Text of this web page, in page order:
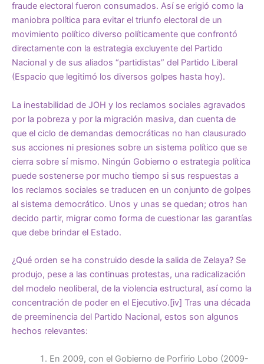
fraude electoral fueron consumados. Así se erigió como la
maniobra política para evitar el triunfo electoral de un
movimiento político diverso políticamente que confrontó
directamente con la estrategia excluyente del Partido
Nacional y de sus aliados “partidistas” del Partido Liberal
(Espacio que legitimó los diversos golpes hasta hoy).
La inestabilidad de JOH y los reclamos sociales agravados
por la pobreza y por la migración masiva, dan cuenta de
que el ciclo de demandas democráticas no han clausurado
sus acciones ni presiones sobre un sistema político que se
cierra sobre sí mismo. Ningún Gobierno o estrategia política
puede sostenerse por mucho tiempo si sus respuestas a
los reclamos sociales se traducen en un conjunto de golpes
al sistema democrático. Unos y unas se quedan; otros han
decido partir, migrar como forma de cuestionar las garantías
que debe brindar el Estado.
¿Qué orden se ha construido desde la salida de Zelaya? Se
produjo, pese a las continuas protestas, una radicalización
del modelo neoliberal, de la violencia estructural, así como la
concentración de poder en el Ejecutivo.[iv] Tras una década
de preeminencia del Partido Nacional, estos son algunos
hechos relevantes:
En 2009, con el Gobierno de Porfirio Lobo (2009-